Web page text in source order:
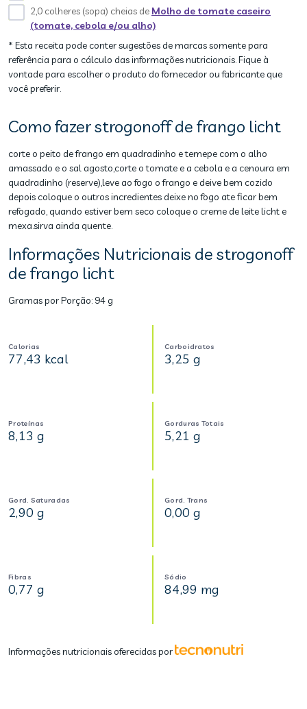
2,0 colheres (sopa) cheias de Molho de tomate caseiro
(tomate, cebola e/ou alho)
* Esta receita pode conter sugestões de marcas somente para
referência para o cálculo das informações nutricionais. Fique à
vontade para escolher o produto do fornecedor ou fabricante que
você preferir.
Como fazer strogonoff de frango licht
corte o peito de frango em quadradinho e temepe com o alho
amassado e o sal agosto,corte o tomate e a cebola e a cenoura em
quadradinho (reserve),leve ao fogo o frango e deive bem cozido
depois coloque o outros incredientes deixe no fogo ate ficar bem
refogado, quando estiver bem seco coloque o creme de leite licht e
mexa.sirva ainda quente.
Informações Nutricionais de strogonoff
de frango licht
Gramas por Porção: 94 g
Calorias
77,43 kcal
Carboidratos
3,25 g
Proteínas
8,13 g
Gorduras Totais
5,21 g
Gord. Saturadas
2,90 g
Gord. Trans
0,00 g
Fibras
0,77 g
Sódio
84,99 mg
Informações nutricionais oferecidas por